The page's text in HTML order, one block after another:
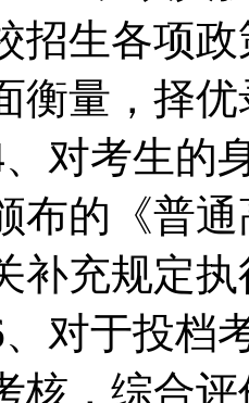
招生各项
衡量，择
考生的身
布的《普
补充规定
于投档考
核，综合